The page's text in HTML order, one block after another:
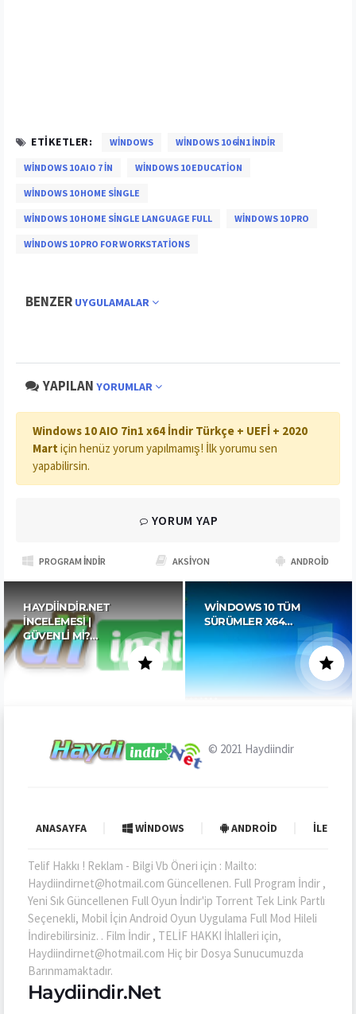
PROGRAM İNDIR AKSIYON ANDROID
HAYDIINDIR.NET
İNCELEMESI |
GÜVENLI MI?…
WINDOWS 10 TÜM
SÜRÜMLER X64…
ETIKETLER: WINDOWS WINDOWS 10 6IN1 İNDIR
WINDOWS 10 AIO 7 IN WINDOWS 10 EDUCATION
WINDOWS 10 HOME SINGLE
WINDOWS 10 HOME SINGLE LANGUAGE FULL WINDOWS 10 PRO
WINDOWS 10 PRO FOR WORKSTATIONS
BENZER UYGULAMALAR
YAPILAN YORUMLAR
Windows 10 AIO 7in1 x64 İndir Türkçe + UEFİ + 2020
Mart için henüz yorum yapılmamış! İlk yorumu sen
yapabilirsin.
YORUM YAP
© 2021 Haydiindir
ANASAYFA WINDOWS ANDROID İLETIŞIM
Telif Hakkı ! Reklam - Bilgi Vb Öneri için : Mailto:
Haydiindirnet@hotmail.com Güncellenen. Full Program İndir ,
Yeni Sık Güncellenen Full Oyun İndir'ip Torrent Tek Link Partlı
Seçenekli, Mobil İçin Android Oyun Uygulama Full Mod Hileli
İndirebilirsiniz. . Film İndir , TELİF HAKKI İhlalleri için,
Haydiindirnet@hotmail.com Hiç bir Dosya Sunucumuzda
Barınmamaktadır.
Haydiindir.Net